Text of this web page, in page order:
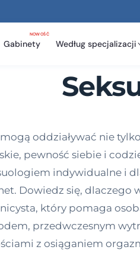
Gabinety
NOWOŚĆ
Według specjalizacji
oddziaływać nie
pewność siebie i
indywidualne i
Dowiedz się, dlaczego
który pomaga
przedwczesnym
z osiąganiem